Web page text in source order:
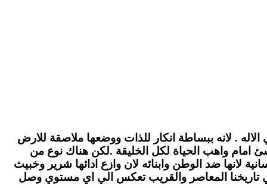
. لانه ببساطة انكار للذات ووضعها ملاصقة للارض
امام واهب الحياة لكل الخليقة .لكن هناك نوع من
لانها ضد الوطن وابنائه لان وازع ادائها شرير وخبيث
تاريخنا المعاصر والقريب تعكس الي اي مستوي وصل